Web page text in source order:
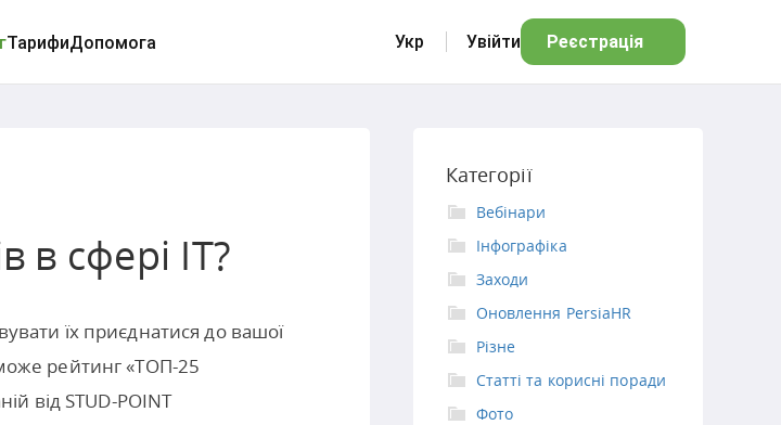
ТарифиДопомога Укр Увійти Реєстрація
в сфері ІТ?
їх приєднатися до вашої
рейтинг «ТОП-25
від STUD-POINT
Категорії
Вебінари
Інфографіка
Заходи
Оновлення PersiaHR
Різне
Статті та корисні поради
Фото